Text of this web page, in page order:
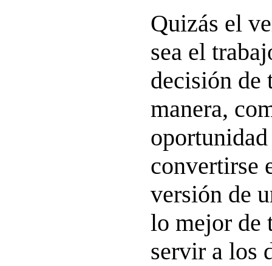
Quizás el
sea el
decisión de
manera,
convertirse
versión de
lo mejor de
servir a los